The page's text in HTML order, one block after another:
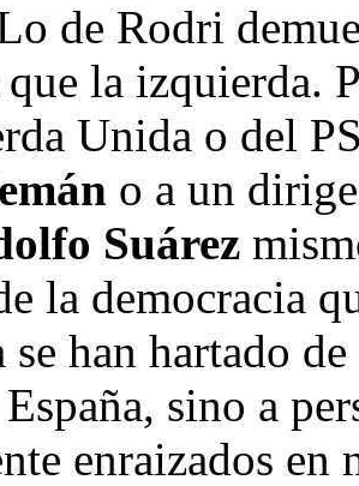
de Rodri
que la izquierda.
Unida o del
o a un
Suárez
la democracia
han hartado
sino a
enraizados